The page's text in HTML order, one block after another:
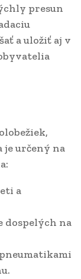
presun
a uložiť aj v
je určený na
a
dospelých na